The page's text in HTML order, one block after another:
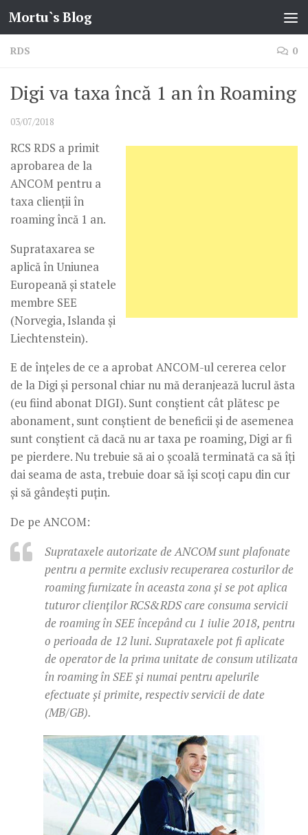
Skip to content
Mortu`s Blog
RDS 0
Digi va taxa încă 1 an în Roaming
03/07/2018
RCS RDS a primit
aprobarea de la
ANCOM pentru a
taxa clienții în
roaming încă 1 an.
Suprataxarea se
aplică în Uniunea
Europeană și statele
membre SEE
(Norvegia, Islanda și
Liechtenstein).
E de înțeles de ce a aprobat ANCOM-ul cererea celor
de la Digi și personal chiar nu mă deranjează lucrul ăsta
(eu fiind abonat DIGI). Sunt conștient cât plătesc pe
abonament, sunt conștient de beneficii și de asemenea
sunt conștient că dacă nu ar taxa pe roaming, Digi ar fi
pe pierdere. Nu trebuie să ai o școală terminată ca să îți
dai seama de asta, trebuie doar să își scoți capu din cur
și să gândești puțin.
De pe ANCOM:
Suprataxele autorizate de ANCOM sunt plafonate
pentru a permite exclusiv recuperarea costurilor de
roaming furnizate în aceasta zona și se pot aplica
tuturor clienților RCS&RDS care consuma servicii
de roaming în SEE începând cu 1 iulie 2018, pentru
o perioada de 12 luni. Suprataxele pot fi aplicate
de operator de la prima unitate de consum utilizata
în roaming în SEE și numai pentru apelurile
efectuate și primite, respectiv servicii de date
(MB/GB).